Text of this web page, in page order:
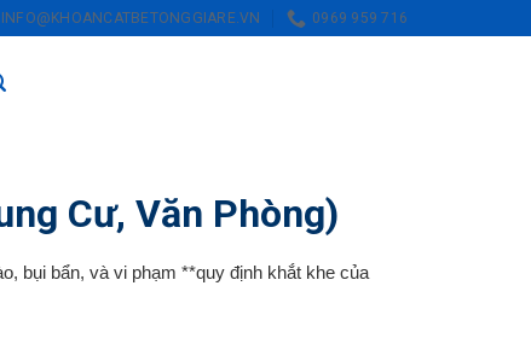
INFO@KHOANCATBETONGGIARE.VN 0969 959 716
Cư, Văn Phòng)
bụi bẩn, và vi phạm **quy định khắt khe của